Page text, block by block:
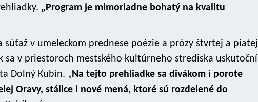
„Program je mimoriadne bohatý na kvalitu
v umeleckom prednese poézie a prózy štvrtej a piatej
sa v priestoroch mestského kultúrneho strediska uskutoční
Dolný Kubín. „Na tejto prehliadke sa divákom i porote
Oravy, stálice i nové mená, ktoré sú rozdelené do